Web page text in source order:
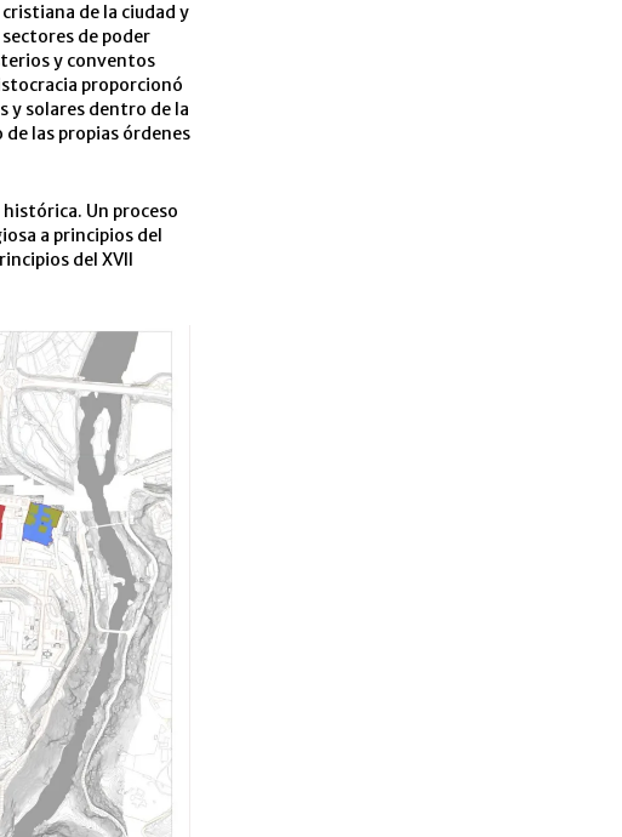
de la ciudad y
de poder
y conventos
proporcionó
y solares dentro de la
las propias órdenes
Un proceso
a principios del
del XVII